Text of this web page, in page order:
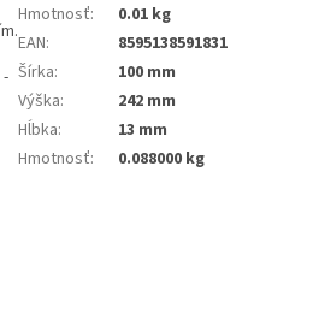
Hmotnosť:
0.01 kg
EAN:
8595138591831
Šírka:
100 mm
Výška:
242 mm
Hĺbka:
13 mm
Hmotnosť: 0.088000 kg